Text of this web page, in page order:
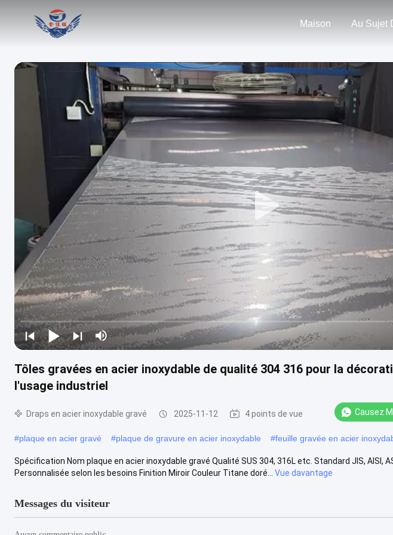
Maison
Tôles gravées en acier inoxydable de qualité 304 316 pour la
l'usage industriel
Draps en acier inoxydable gravé 2025-11-12 4 points de vue Causez
#plaque en acier gravé #plaque de gravure en acier inoxydable #feuille gravée en acier
Spécification Nom plaque en acier inoxydable gravé Qualité SUS 304, 316L etc. Standard JIS, AISI,
Personnalisée selon les besoins Finition Miroir Couleur Titane doré...
Vue davantage
Messages du visiteur